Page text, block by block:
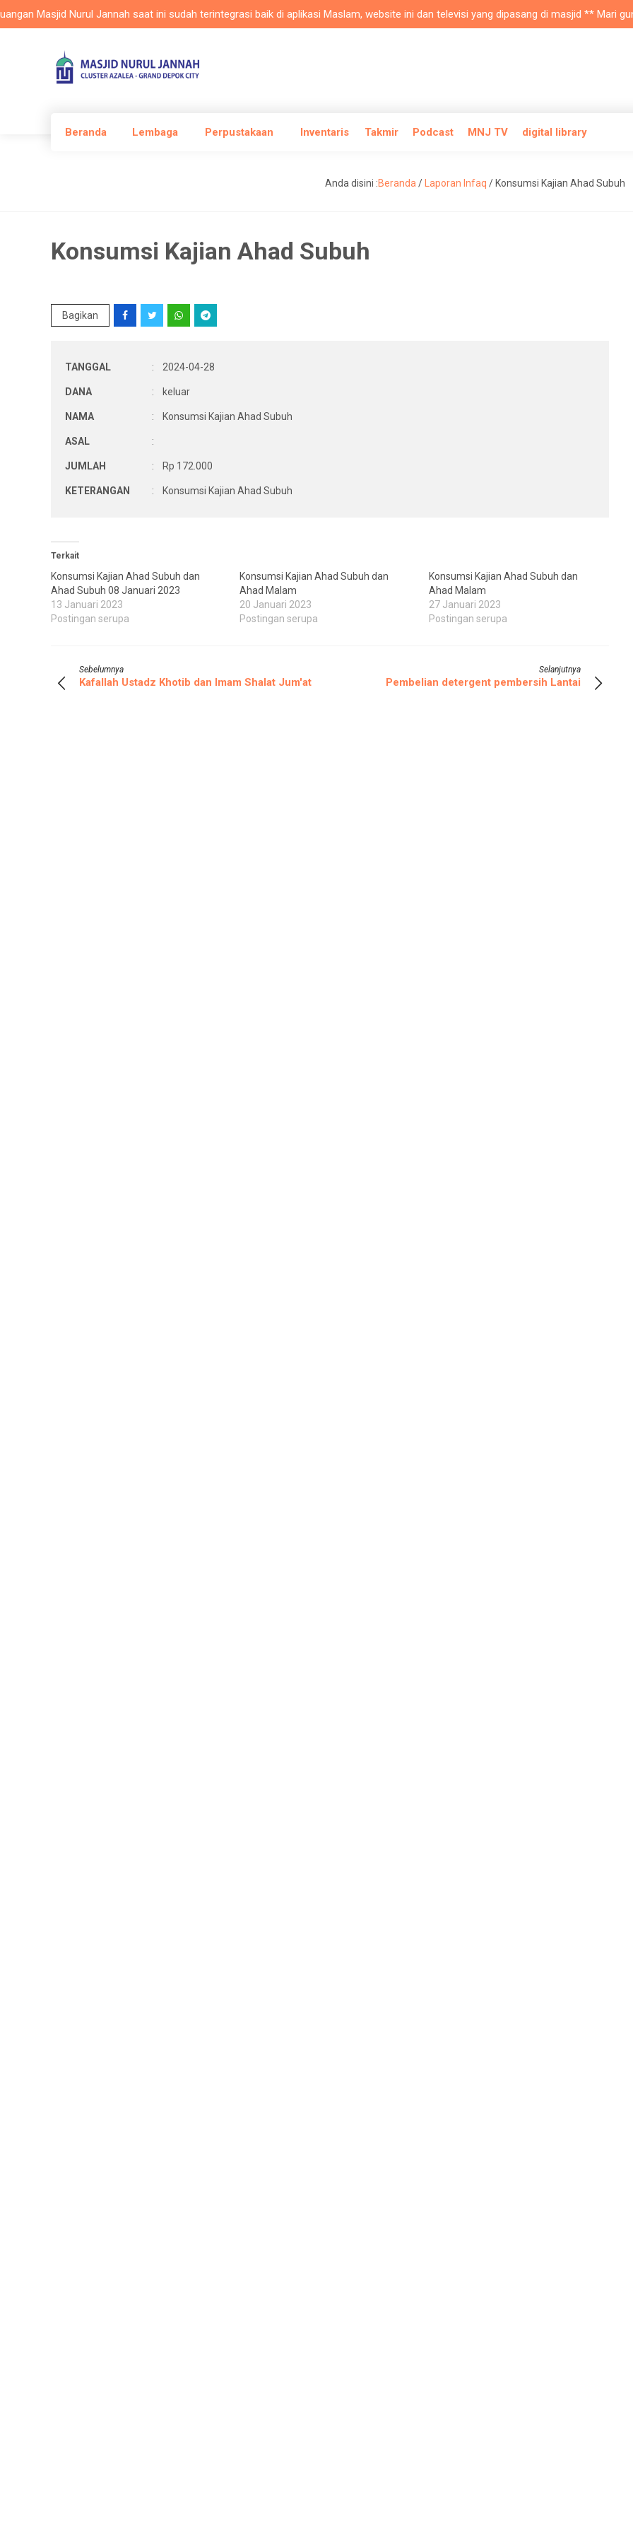
Masjid Nurul Jannah saat ini sudah terintegrasi baik di aplikasi Maslam, website ini dan televisi yang dipasang di masjid ** Mari
Beranda Lembaga Perpustakaan Inventaris Takmir Podcast MNJ TV digital library
Anda disini :Beranda / Laporan Infaq / Konsumsi Kajian Ahad Subuh
Konsumsi Kajian Ahad Subuh
Bagikan
TANGGAL : 2024-04-28
DANA : keluar
NAMA : Konsumsi Kajian Ahad Subuh
ASAL :
JUMLAH : Rp 172.000
KETERANGAN : Konsumsi Kajian Ahad Subuh
Terkait
Konsumsi Kajian Ahad Subuh dan
Ahad Subuh 08 Januari 2023
13 Januari 2023
Postingan serupa
Konsumsi Kajian Ahad Subuh dan
Ahad Malam
20 Januari 2023
Postingan serupa
Konsumsi Kajian Ahad Subuh dan
Ahad Malam
27 Januari 2023
Postingan serupa
Sebelumnya
Kafallah Ustadz Khotib dan Imam Shalat Jum'at
Selanjutnya
Pembelian detergent pembersih Lantai